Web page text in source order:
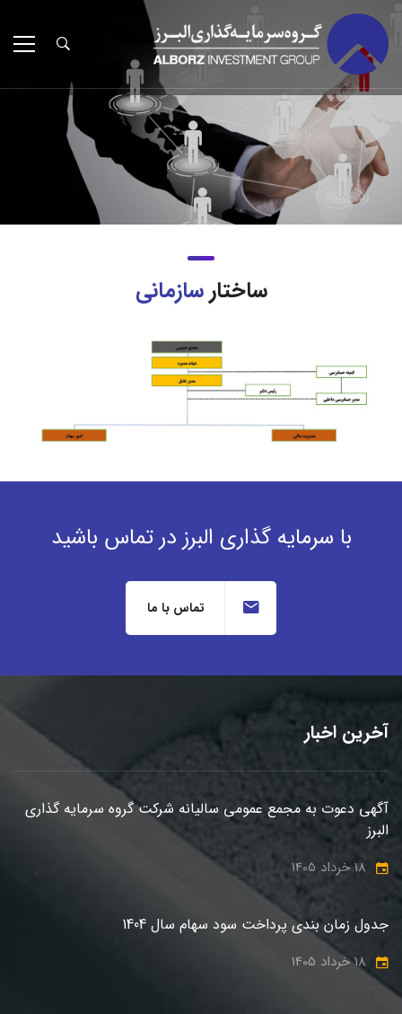
ساختارسازمانی
با سرمایه گذاری البرز در تماس باشید
تماس با ما
آخرین اخبار
آگهی دعوت به مجمع عمومی سالیانه شرکت گروه سرمایه گذاری
البرز
18 خرداد 1405
جدول زمان بندی پرداخت سود سهام سال 1404
18 خرداد 1405